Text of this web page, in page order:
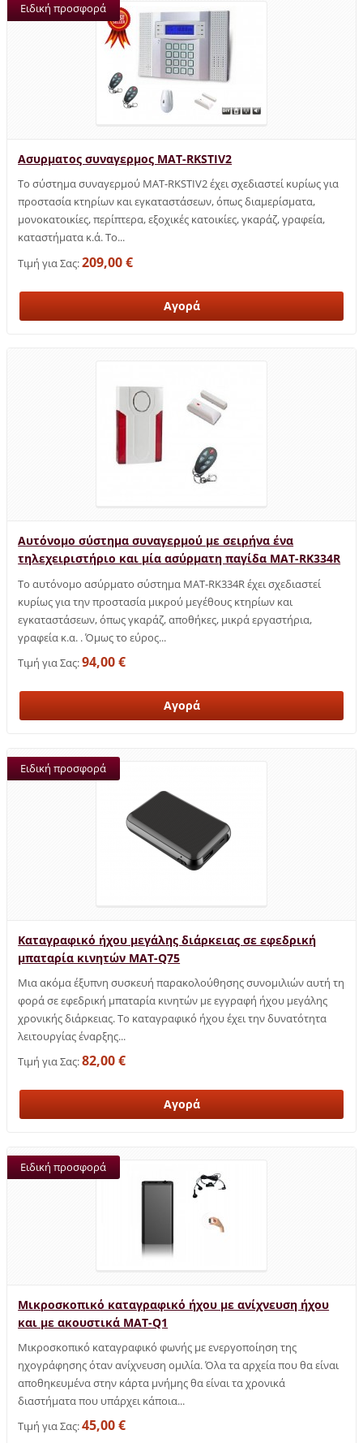
Ασυρματος συναγερμος MAT-RKSTIV2
Ειδική προσφορά
Το σύστημα συναγερμού MAT-RKSTIV2 έχει σχεδιαστεί κυρίως για
προστασία κτηρίων και εγκαταστάσεων, όπως διαμερίσματα,
μονοκατοικίες, περίπτερα, εξοχικές κατοικίες, γκαράζ, γραφεία,
καταστήματα κ.ά. Το...
Τιμή για Σας:209,00 €
Αυτόνομο σύστημα συναγερμού με σειρήνα ένα
τηλεχειριστήριο και μία ασύρματη παγίδα MAT-RK334R
Το αυτόνομο ασύρματο σύστημα MAT-RK334R έχει σχεδιαστεί
κυρίως για την προστασία μικρού μεγέθους κτηρίων και
εγκαταστάσεων, όπως γκαράζ, αποθήκες, μικρά εργαστήρια,
γραφεία κ.α. . Όμως το εύρος...
Τιμή για Σας:94,00 €
Καταγραφικό ήχου μεγάλης διάρκειας σε εφεδρική
μπαταρία κινητών MAT-Q75
Ειδική προσφορά
Μια ακόμα έξυπνη συσκευή παρακολούθησης συνομιλιών αυτή τη
φορά σε εφεδρική μπαταρία κινητών με εγγραφή ήχου μεγάλης
χρονικής διάρκειας. Το καταγραφικό ήχου έχει την δυνατότητα
λειτουργίας έναρξης...
Τιμή για Σας:82,00 €
Μικροσκοπικό καταγραφικό ήχου με ανίχνευση ήχου
και με ακουστικά MAT-Q1
Ειδική προσφορά
Μικροσκοπικό καταγραφικό φωνής με ενεργοποίηση της
ηχογράφησης όταν ανίχνευση ομιλία. Όλα τα αρχεία που θα είναι
αποθηκευμένα στην κάρτα μνήμης θα είναι τα χρονικά
διαστήματα που υπάρχει κάποια...
Τιμή για Σας:45,00 €